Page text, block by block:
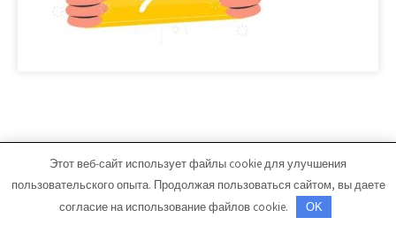
avto-center74.ru - Работает на WordPress
Тема от Grace Themes
Этот веб-сайт использует файлы cookie для улучшения
пользовательского опыта. Продолжая пользоваться сайтом, вы даете
согласие на использование файлов cookie.
OK